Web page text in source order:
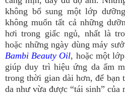
không bổ sung một lớp
không muốn tất cả những
hơi trong giấc ngủ, nhất là
hoặc những ngày dùng máy
Bambi Beauty Oil, hoặc một
giúp duy trì hiệu ứng da ẩm
trong thời gian dài hơn, để bạn
da như vừa được “tái sinh” của